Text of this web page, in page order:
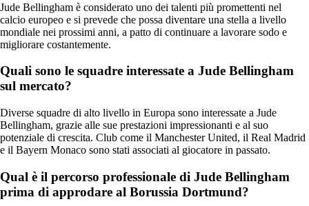
Jude Bellingham è considerato uno dei talenti più promettenti nel
calcio europeo e si prevede che possa diventare una stella a livello
mondiale nei prossimi anni, a patto di continuare a lavorare sodo e
migliorare costantemente.
Quali sono le squadre interessate a Jude Bellingham
sul mercato?
Diverse squadre di alto livello in Europa sono interessate a Jude
Bellingham, grazie alle sue prestazioni impressionanti e al suo
potenziale di crescita. Club come il Manchester United, il Real Madrid
e il Bayern Monaco sono stati associati al giocatore in passato.
Qual è il percorso professionale di Jude Bellingham
prima di approdare al Borussia Dortmund?